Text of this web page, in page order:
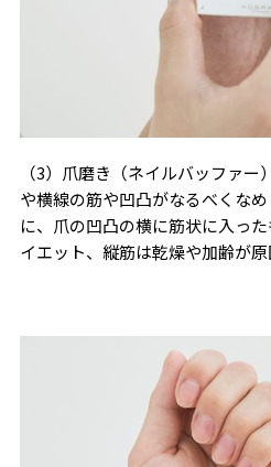
（3）爪磨き（ネイルバッファ
や横線の筋や凹凸がなるべくなめ
に、爪の凹凸の横に筋状に入っ
イエット、縦筋は乾燥や加齢が原